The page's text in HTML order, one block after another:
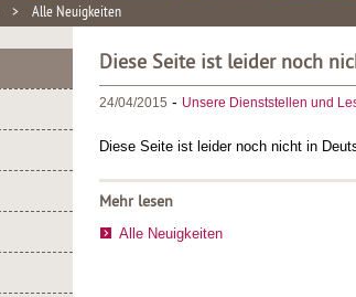
> Alle Neuigkeiten
Diese Seite ist leider noch
24/04/2015 - Unsere Dienststellen und
Diese Seite ist leider noch nicht in
Mehr lesen
Alle Neuigkeiten